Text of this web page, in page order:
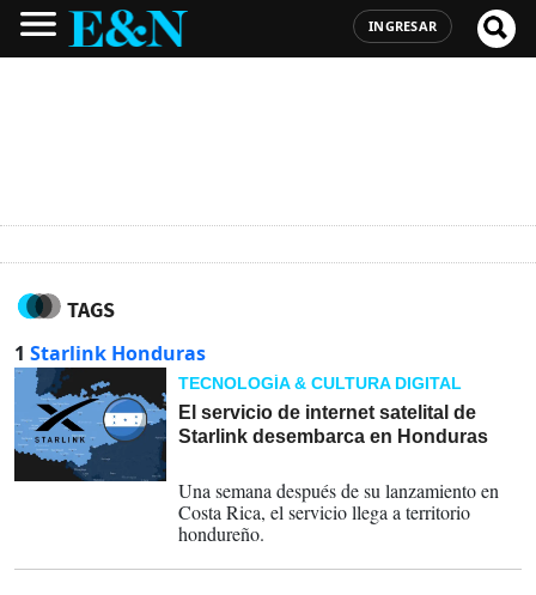
INGRESAR
TAGS
1 Starlink Honduras
TECNOLOGÍA & CULTURA DIGITAL
El servicio de internet satelital de
Starlink desembarca en Honduras
Una semana después de su lanzamiento en
Costa Rica, el servicio llega a territorio
hondureño.